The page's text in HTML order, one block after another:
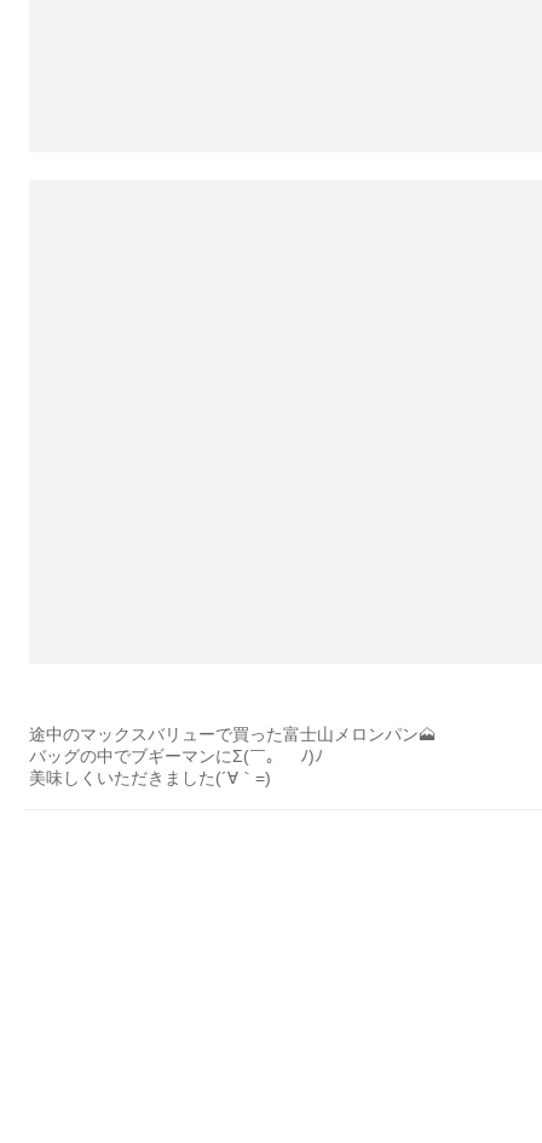
途中のマックスバリューで買った富士山メロンパン🗻
バッグの中でブギーマンにΣ(￣。￣ﾉ)ﾉ
美味しくいただきました(´∀｀=)